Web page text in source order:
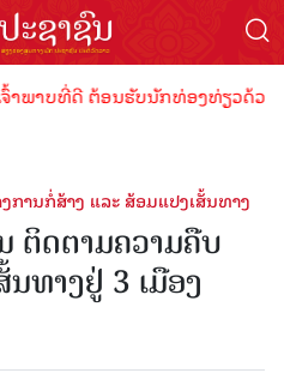
າບທີ່ດີ ຕ້ອນຮັບນັກທ່ອງທ່ຽວດ້ວຍໄມ
ານກໍ່ສ້າງ ແລະ ສ້ອມແປງເສັ້ນທາງ
ຕິດຕາມຄວາມຄືບ
ທາງຢູ່ 3 ເມືອງ